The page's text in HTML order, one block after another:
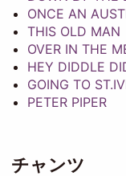
ONCE AN
THIS OLD MAN
OVER IN THE
HEY DIDDLE
GOING TO
PETER PIPER
チャンツ